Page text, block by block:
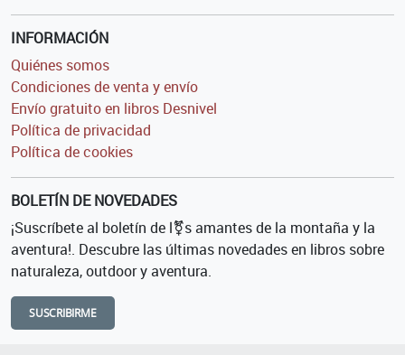
INFORMACIÓN
Quiénes somos
Condiciones de venta y envío
Envío gratuito en libros Desnivel
Política de privacidad
Política de cookies
BOLETÍN DE NOVEDADES
¡Suscríbete al boletín de l⚧s amantes de la montaña y la
aventura!. Descubre las últimas novedades en libros sobre
naturaleza, outdoor y aventura.
SUSCRIBIRME